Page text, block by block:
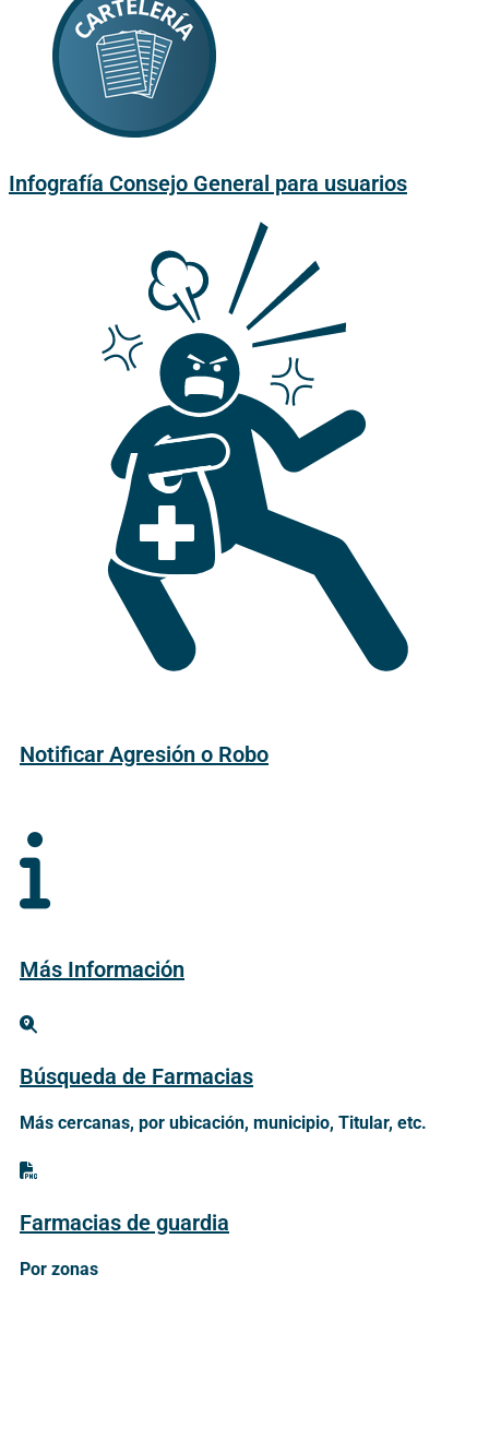
Infografía Consejo General para usuarios
Notificar Agresión o Robo
Más Información
Búsqueda de Farmacias
Más cercanas, por ubicación, municipio, Titular, etc.
Farmacias de guardia
Por zonas